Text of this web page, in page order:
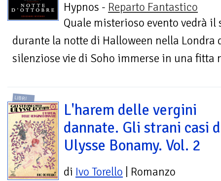
Hypnos - Reparto Fantastico
Quale misterioso evento vedrà
durante la notte di Halloween nella Londra
silenziose vie di Soho immerse in una fitta
LIBRI
L'harem delle vergini
dannate. Gli strani casi
Ulysse Bonamy. Vol. 2
di Ivo Torello | Romanzo